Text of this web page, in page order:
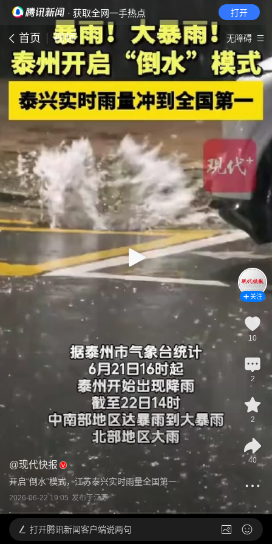
· 获取全网一手热点 打开
首页 视频 无障碍
@现代快报
开启“倒水”模式，江苏泰兴实时雨量全国第一
2026-06-22 19:05 发布于江苏
关注
10
2
2
40
打开腾讯新闻客户端说两句